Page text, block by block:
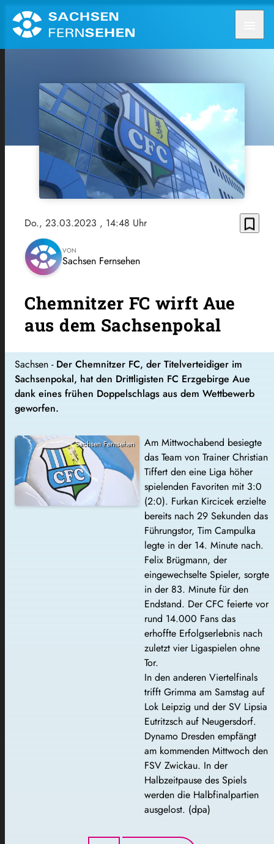
Do., 23.03.2023 , 14:48 Uhr bookmark_border
VON
Sachsen Fernsehen
Chemnitzer FC wirft Aue
aus dem Sachsenpokal
Sachsen - Der Chemnitzer FC, der Titelverteidiger im
Sachsenpokal, hat den Drittligisten FC Erzgebirge Aue
dank eines frühen Doppelschlags aus dem Wettbewerb
geworfen.
Sachsen Fernsehen
Am Mittwochabend besiegte
das Team von Trainer Christian
Tiffert den eine Liga höher
spielenden Favoriten mit 3:0
(2:0). Furkan Kircicek erzielte
bereits nach 29 Sekunden das
Führungstor, Tim Campulka
legte in der 14. Minute nach.
Felix Brügmann, der
eingewechselte Spieler, sorgte
in der 83. Minute für den
Endstand. Der CFC feierte vor
rund 14.000 Fans das
erhoffte Erfolgserlebnis nach
zuletzt vier Ligaspielen ohne
Tor.
In den anderen Viertelfinals
trifft Grimma am Samstag auf
Lok Leipzig und der SV Lipsia
Eutritzsch auf Neugersdorf.
Dynamo Dresden empfängt
am kommenden Mittwoch den
FSV Zwickau. In der
Halbzeitpause des Spiels
werden die Halbfinalpartien
ausgelost. (dpa)